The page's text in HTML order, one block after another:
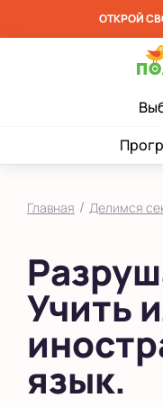
ОТКРОЙ
Главная / Делимся
Учить
язык.